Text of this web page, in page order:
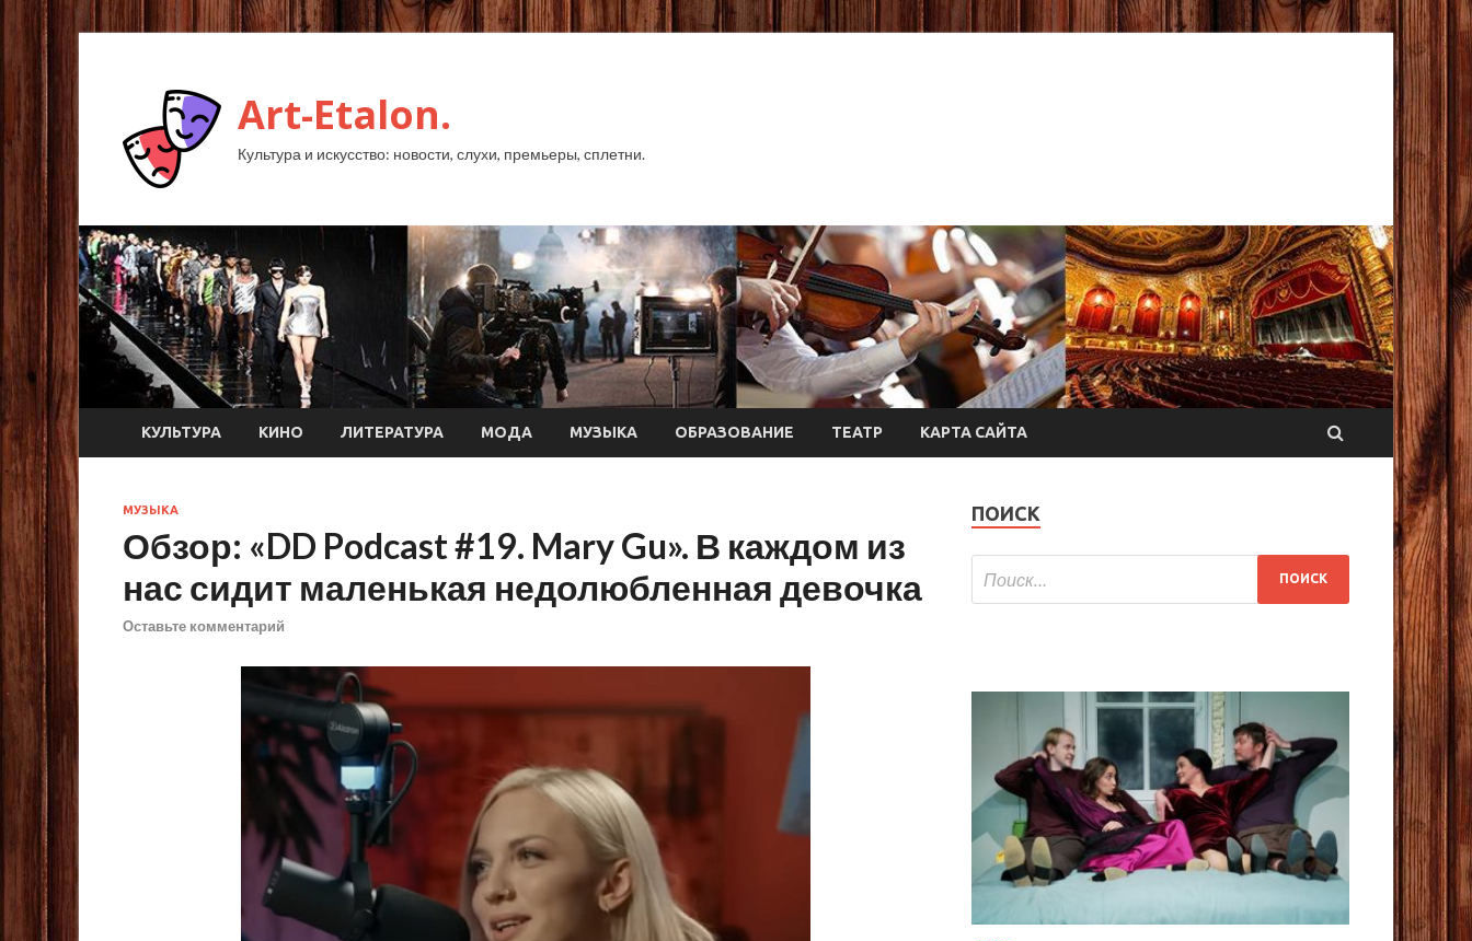
Art-Etalon.
Культура и искусство: новости, слухи, премьеры, сплетни.
КУЛЬТУРА КИНО ЛИТЕРАТУРА МОДА МУЗЫКА ОБРАЗОВАНИЕ ТЕАТР КАРТА САЙТА
МУЗЫКА
Обзор: «DD Podcast #19. Mary Gu». В каждом из
нас сидит маленькая недолюбленная девочка
Оставьте комментарий
ПОИСК